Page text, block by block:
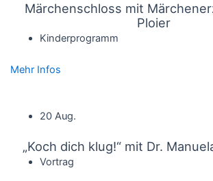
Märchenschloss mit
Ploier
Kinderprogramm
Mehr Infos
20 Aug.
„Koch dich klug!“ mit Dr.
Vortrag